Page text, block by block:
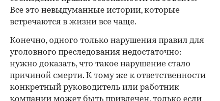
Все это невыдуманные истории, которые
встречаются в жизни все чаще.
Конечно, одного только нарушения правил для
уголовного преследования недостаточно:
нужно доказать, что такое нарушение стало
причиной смерти. К тому же к ответственности
конкретный руководитель или работник
компании может быть привлечен, только если